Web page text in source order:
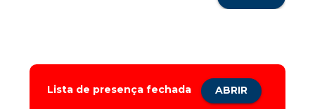
Lista de presença fechada ABRIR